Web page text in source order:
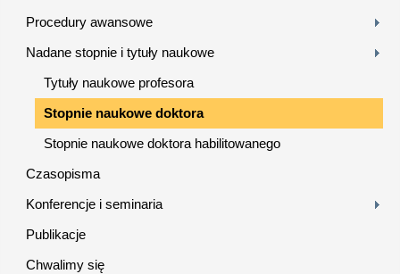
Procedury awansowe
Nadane stopnie i tytuły naukowe
Tytuły naukowe profesora
Stopnie naukowe doktora
Stopnie naukowe doktora habilitowanego
Czasopisma
Konferencje i seminaria
Publikacje
Chwalimy się